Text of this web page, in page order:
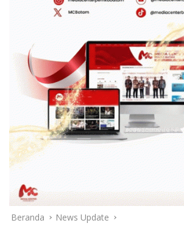
Beranda News Update